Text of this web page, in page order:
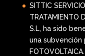
SITTIC
TRATAMIENTO
S.L, ha sido
una subvención